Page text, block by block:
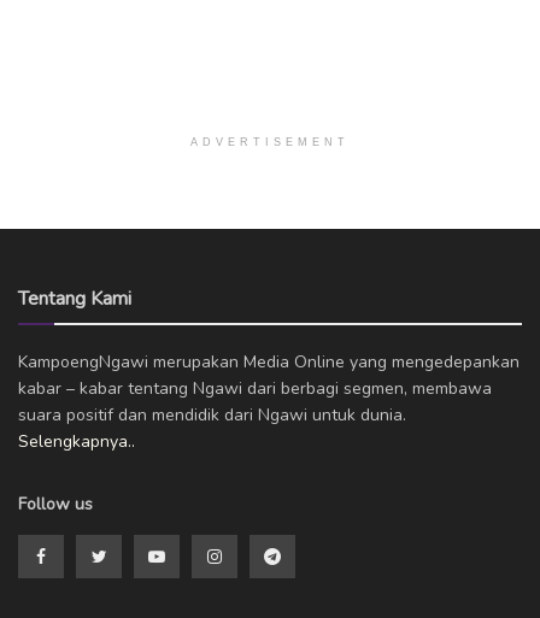
ADVERTISEMENT
Tentang Kami
KampoengNgawi merupakan Media Online yang mengedepankan
kabar – kabar tentang Ngawi dari berbagi segmen, membawa
suara positif dan mendidik dari Ngawi untuk dunia.
Selengkapnya..
Follow us